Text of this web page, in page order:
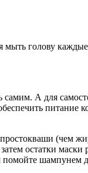
голову
А для
питание
(чем
остатки
помойте шампунем